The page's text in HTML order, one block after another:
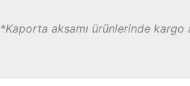
*Kaporta aksamı ürünlerinde kargo